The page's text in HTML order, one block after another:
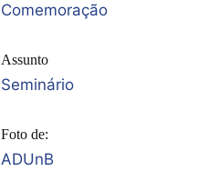
Comemoração
Assunto
Seminário
Foto de:
ADUnB